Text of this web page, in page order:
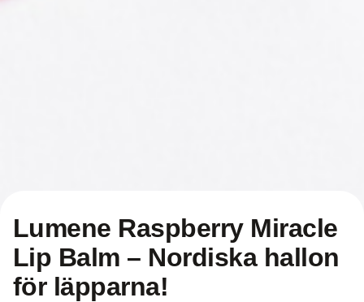
Lumene Raspberry Miracle
Lip Balm – Nordiska hallon
för läpparna!